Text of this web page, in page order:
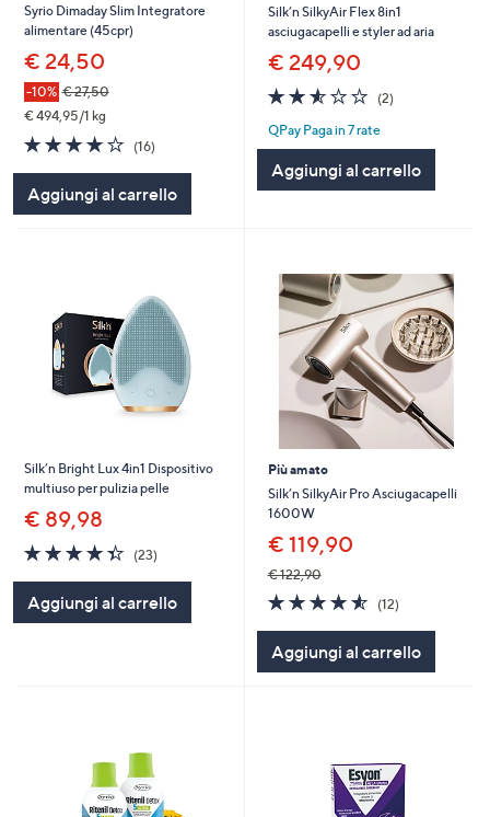
Syrio Dimaday Slim Integratore
alimentare (45cpr)
€ 24,50
-10% € 27,50
€ 494,95/1 kg
4.1
of
Stars
(16)16
Aggiungi al carrello
Silk’n SilkyAir Flex 8in1
asciugacapelli e styler ad aria
€ 249,90
2.5
of
5
Stars
(2)2
QPay Paga in 7 rate
Aggiungi al carrello
Silk’n Bright Lux 4in1 Dispositivo
multiuso per pulizia pelle
€ 89,98
4.3
of
Stars
(23)23
Aggiungi al carrello
Più amato
Silk’n SilkyAir Pro Asciugacapelli
1600W
€ 119,90
€ 122,90
4.5
of
Stars
(12)12
Aggiungi al carrello